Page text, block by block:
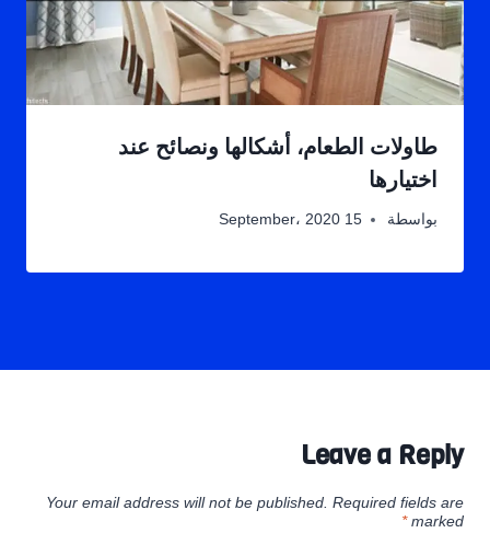
طاولات الطعام، أشكالها ونصائح عند
اختيارها
بواسطة 15 September، 2020
Leave a Reply
Your email address will not be published. Required fields are
marked
*